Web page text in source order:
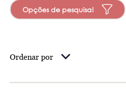
Opções de pesquisa!
Ordenar por